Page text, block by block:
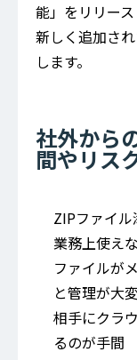
能」をリリース
新しく追加さ
します。
社外から
間やリス
ZIPファイ
業務上使え
ファイルが
と管理が大変
相手にクラ
るのが手間